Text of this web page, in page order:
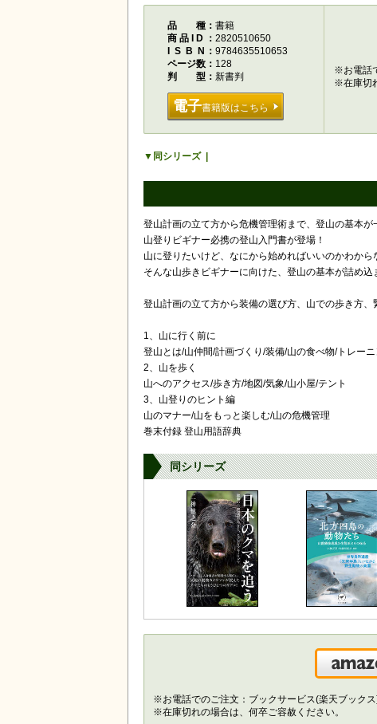
品種書籍
商品ID
2820510650
ISBN
9784635510653
ページ数
128
判型新書判
電子書籍版はこちら
※お電話
※在庫切
同シリーズ
登山計画の立て方から危機管理術まで、登山の基本が
山登りビギナー必携の登山入門書が登場！
山に登りたいけど、なにから始めればいいのかわから
そんな山歩きビギナーに向けた、登山の基本が詰め込
登山計画の立て方から装備の選び方、山での歩き方
1、山に行く前に
登山とは/山仲間/計画づくり/装備/山の食べ物/トレー
2、山を歩く
山へのアクセス/歩き方/地図/気象/山小屋/テント
3、山登りのヒント編
山のマナー/山をもっと楽しむ/山の危機管理
巻末付録 登山用語辞典
同シリーズ
※お電話でのご注文：ブックサービス(楽天ブック
※在庫切れの場合は、何卒ご容赦ください。